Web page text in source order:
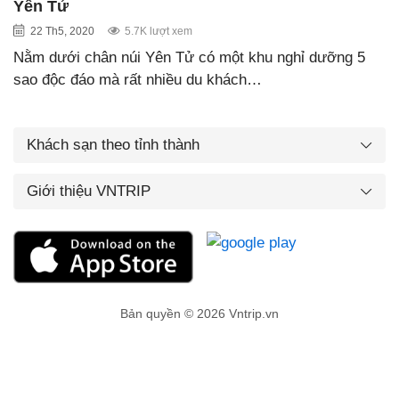
Yên Tử
22 Th5, 2020 5.7K lượt xem
Nằm dưới chân núi Yên Tử có một khu nghỉ dưỡng 5
sao độc đáo mà rất nhiều du khách…
Khách sạn theo tỉnh thành
Giới thiệu VNTRIP
Bản quyền © 2026 Vntrip.vn